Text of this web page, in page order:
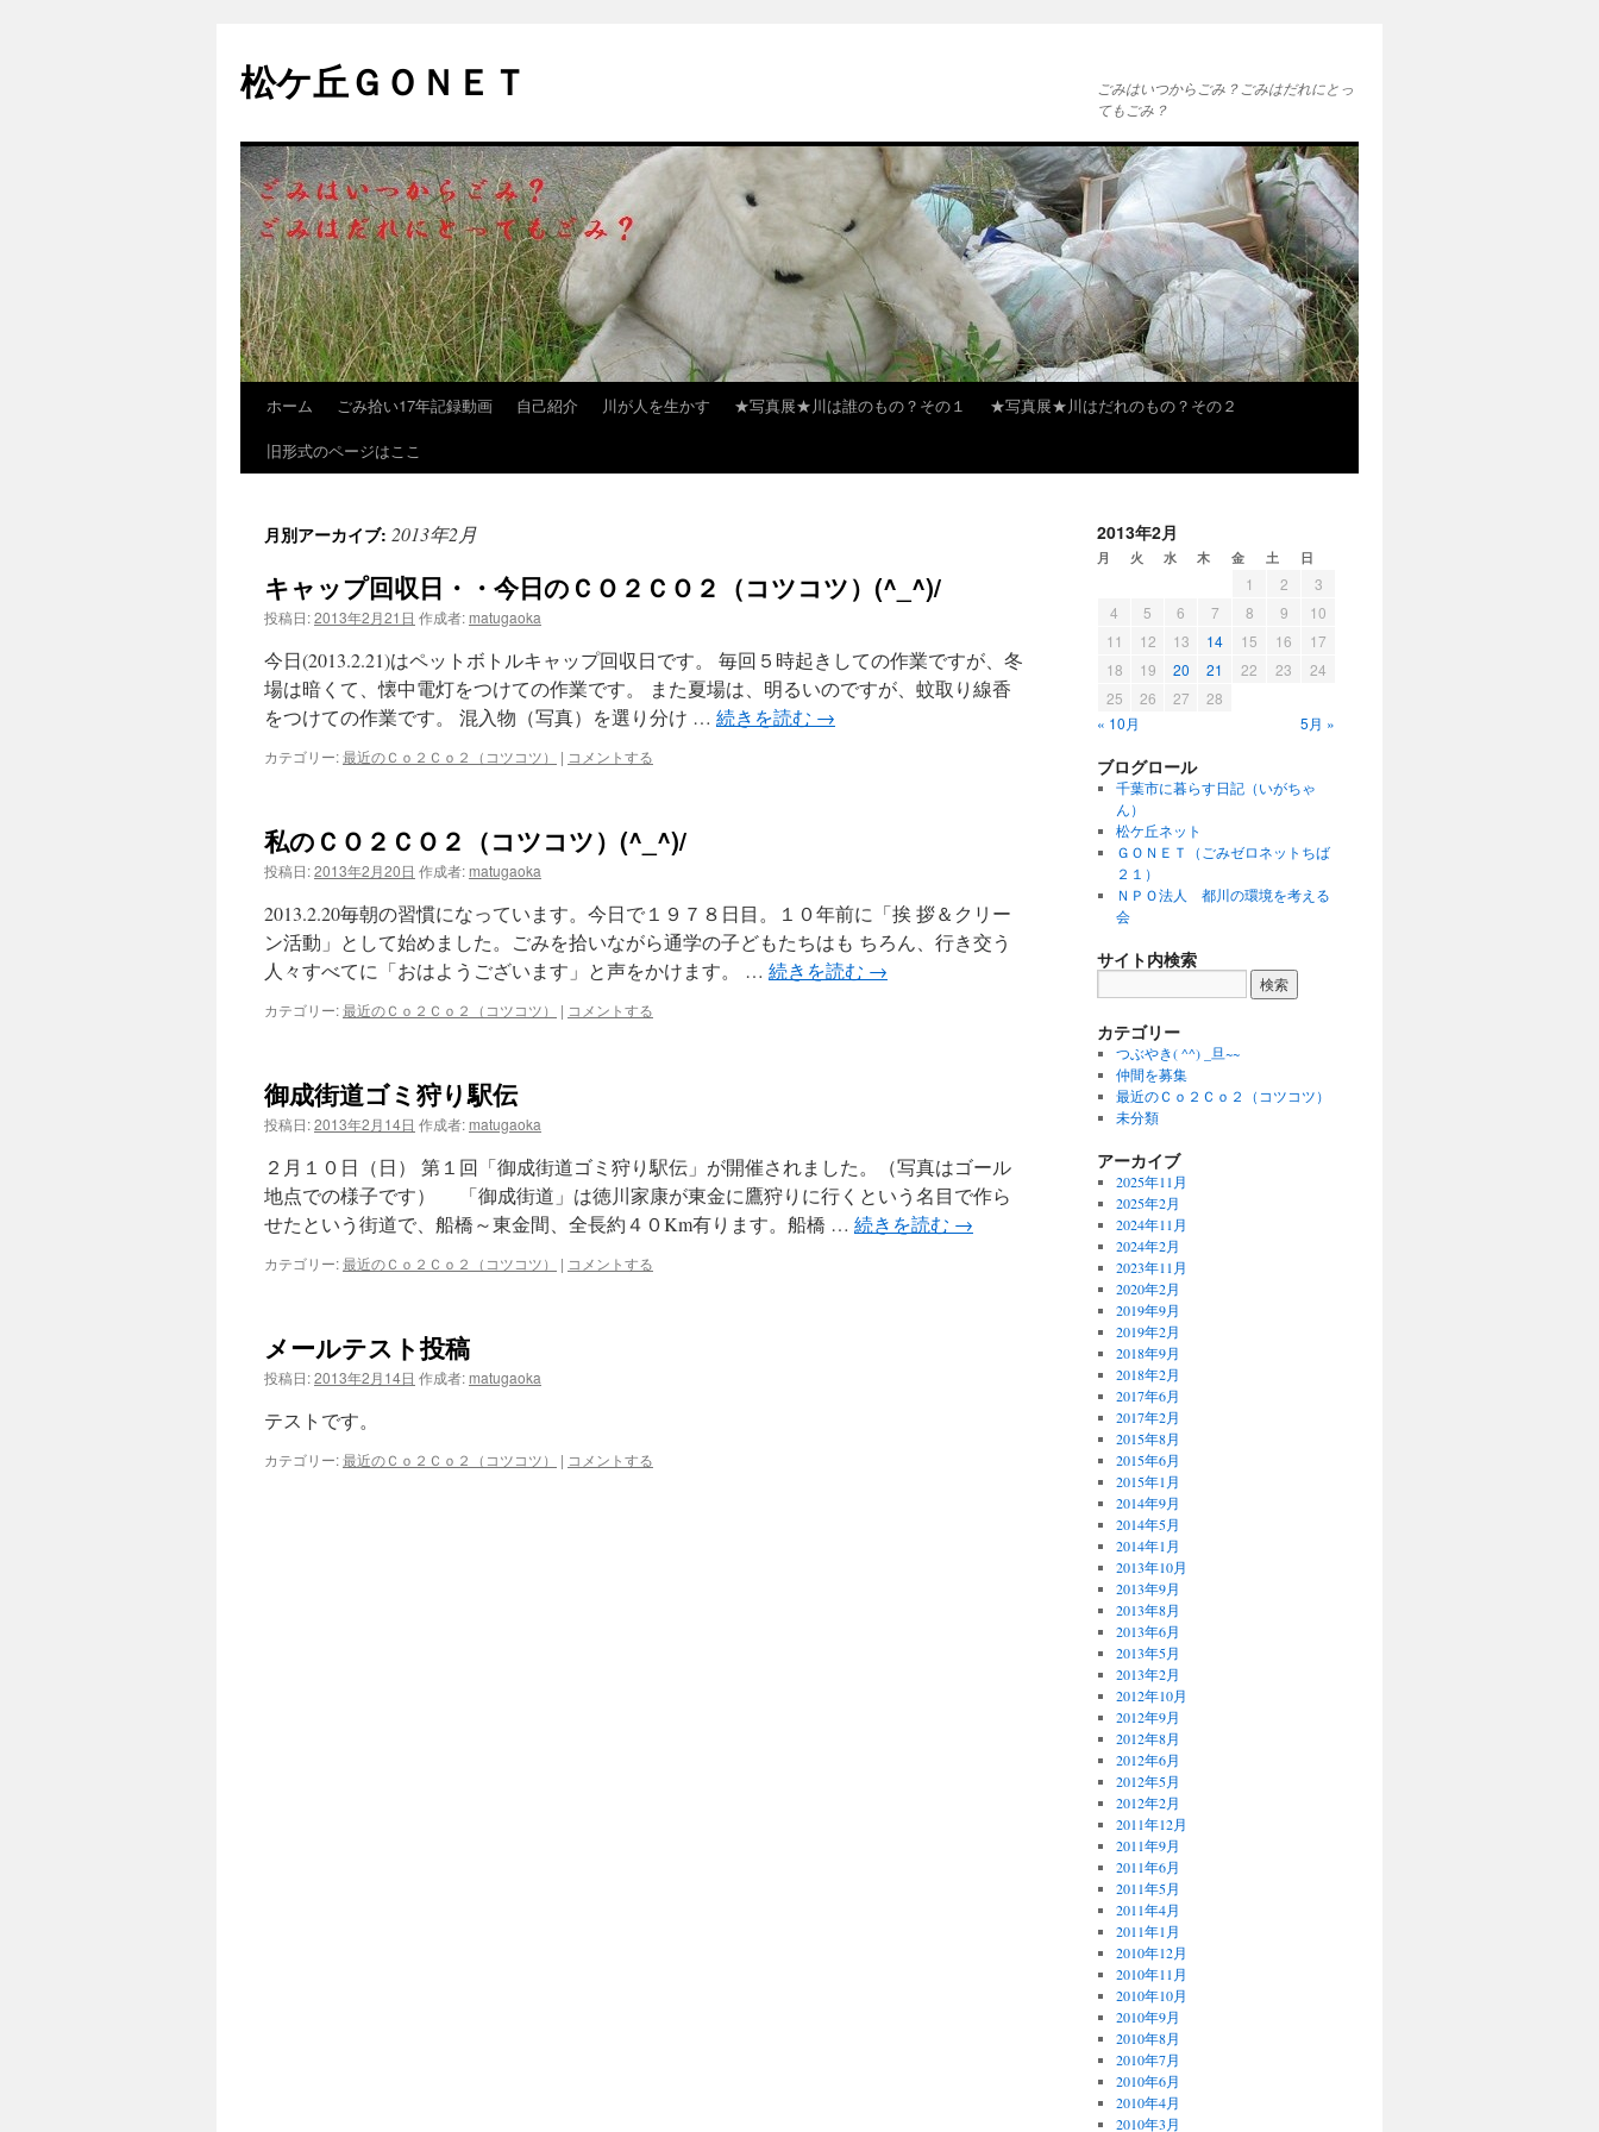
松ケ丘ＧＯＮＥＴ
ごみはいつからごみ？ごみはだれにとっ
てもごみ？
ン
ホーム ごみ拾い17年記録動画 自己紹介 川が人を生かす ★写真展★川は誰のもの？その１
★写真展★川はだれのもの？その２
旧形式のページはここ
月別アーカイブ: 2013年2月
キャップ回収日・・今日のＣＯ２ＣＯ２（コツコツ）(^_^)/
投稿日:2013年2月21日 作成者: matugaoka
今日(2013.2.21)はペットボトルキャップ回収日です。 毎回５時起きしての作業ですが、冬
場は暗くて、懐中電灯をつけての作業です。 また夏場は、明るいのですが、蚊取り線香
をつけての作業です。 混入物（写真）を選り分け … 続きを読む →
カテゴリー:最近のＣｏ２Ｃｏ２（コツコツ） | コメントする
私のＣＯ２ＣＯ２（コツコツ）(^_^)/
投稿日:2013年2月20日 作成者: matugaoka
2013.2.20毎朝の習慣になっています。今日で１９７８日目。１０年前に「挨 拶＆クリー
ン活動」として始めました。ごみを拾いながら通学の子どもたちはも ちろん、行き交う
人々すべてに「おはようございます」と声をかけます。 … 続きを読む →
カテゴリー:最近のＣｏ２Ｃｏ２（コツコツ） | コメントする
御成街道ゴミ狩り駅伝
投稿日:2013年2月14日 作成者: matugaoka
２月１０日（日） 第１回「御成街道ゴミ狩り駅伝」が開催されました。（写真はゴール
地点での様子です） 「御成街道」は徳川家康が東金に鷹狩りに行くという名目で作ら
せたという街道で、船橋～東金間、全長約４０Km有ります。船橋 … 続きを読む →
カテゴリー:最近のＣｏ２Ｃｏ２（コツコツ） | コメントする
メールテスト投稿
投稿日:2013年2月14日 作成者: matugaoka
テストです。
カテゴリー:最近のＣｏ２Ｃｏ２（コツコツ） | コメントする
2013年2月
月 火 水 木 金 土 日
1 2
3
4
5 6 7 8 9
10
11
12 13 14 15 16
17
18
19 20 21 22 23
24
25
26 27
28
« 10月
5月 »
ブログロール
千葉市に暮らす日記（いがちゃ
ん）
松ケ丘ネット
ＧＯＮＥＴ（ごみゼロネットちば
２１）
ＮＰＯ法人 都川の環境を考える
会
サイト内検索
カテゴリー
つぶやき( ^^) _旦~~
仲間を募集
最近のＣｏ２Ｃｏ２（コツコツ）
未分類
アーカイブ
2025年11月
2025年2月
2024年11月
2024年2月
2023年11月
2020年2月
2019年9月
2019年2月
2018年9月
2018年2月
2017年6月
2017年2月
2015年8月
2015年6月
2015年1月
2014年9月
2014年5月
2014年1月
2013年10月
2013年9月
2013年8月
2013年6月
2013年5月
2013年2月
2012年10月
2012年9月
2012年8月
2012年6月
2012年5月
2012年2月
2011年12月
2011年9月
2011年6月
2011年5月
2011年4月
2011年1月
2010年12月
2010年11月
2010年10月
2010年9月
2010年8月
2010年7月
2010年6月
2010年4月
2010年3月